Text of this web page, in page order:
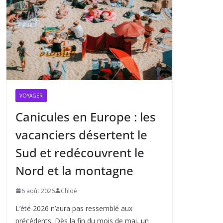
VOYAGER
Canicules en Europe : les
vacanciers désertent le
Sud et redécouvrent le
Nord et la montagne
6 août 2026 Chloé
L’été 2026 n’aura pas ressemblé aux
précédents. Dès la fin du mois de mai, un